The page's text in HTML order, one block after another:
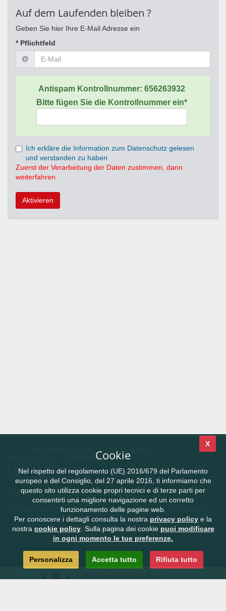
Auf dem Laufenden bleiben ?
Geben Sie hier Ihre E-Mail Adresse ein
* Pflichtfeld
Antispam Kontrollnummer: 656263932
Bitte fügen Sie die Kontrollnummer ein*
Ich erkläre die Information zum Datenschutz gelesen
und verstanden zu haben
Zuerst der Verarbeitung der Daten zustimmen, dann
weiterfahren
Aktivieren
Steuernummer: 00390090215
E-Mail info@provinz.bz.it
PEC:adm@pec.prov.bz.it
Realisierung:Südtiroler Informatik AG
TRANSPARENTE VERWALTUNG
KONTAKT
CIVIS.bz.it - Das Südtiroler Bürgernetz
Impressum Privacy Cookie
X
Cookie
Nel rispetto del regolamento (UE) 2016/679 del Parlamento
europeo e del Consiglio, del 27 aprile 2016, ti informiamo che
questo sito utilizza cookie propri tecnici e di terze parti per
consentirti una migliore navigazione ed un corretto
funzionamento delle pagine web.
Per conoscere i dettagli consulta la nostra privacy policy e la
nostra cookie policy. Sulla pagina dei cookie puoi modificare
in ogni momento le tue preferenze.
Personalizza Accetta tutto Rifiuta tutto